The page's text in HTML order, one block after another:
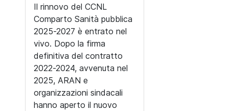
Il rinnovo del CCNL
Comparto Sanità pubblica
2025-2027 è entrato nel
vivo. Dopo la firma
definitiva del contratto
2022-2024, avvenuta nel
2025, ARAN e
organizzazioni sindacali
hanno aperto il nuovo